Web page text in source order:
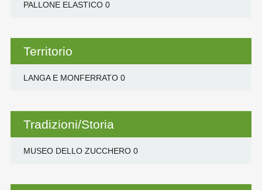
PALLONE ELASTICO0
Territorio
LANGA E MONFERRATO0
Tradizioni/Storia
MUSEO DELLO ZUCCHERO0